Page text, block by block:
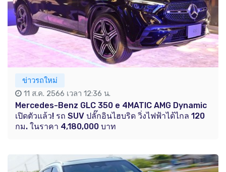
ข่าวรถใหม่
11 ส.ค. 2566 เวลา 12:36 น.
Mercedes-Benz GLC 350 e 4MATIC AMG Dynamic
เปิดตัวแล้ว! รถ SUV ปลั๊กอินไฮบริด วิ่งไฟฟ้าได้ไกล 120
กม. ในราคา 4,180,000 บาท